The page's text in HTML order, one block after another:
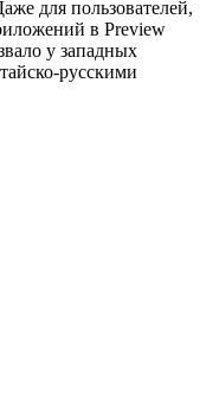
для пользователей,
в Preview
у западных
русскими